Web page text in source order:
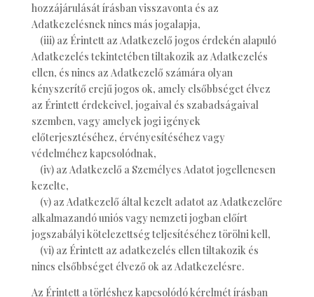
hozzájárulását írásban visszavonta és az
Adatkezelésnek nincs más jogalapja,
(iii) az Érintett az Adatkezelő jogos érdekén alapuló
Adatkezelés tekintetében tiltakozik az Adatkezelés
ellen, és nincs az Adatkezelő számára olyan
kényszerítő erejű jogos ok, amely elsőbbséget élvez
az Érintett érdekeivel, jogaival és szabadságaival
szemben, vagy amelyek jogi igények
előterjesztéséhez, érvényesítéséhez vagy
védelméhez kapcsolódnak,
(iv) az Adatkezelő a Személyes Adatot jogellenesen
kezelte,
(v) az Adatkezelő által kezelt adatot az Adatkezelőre
alkalmazandó uniós vagy nemzeti jogban előírt
jogszabályi kötelezettség teljesítéséhez törölni kell,
(vi) az Érintett az adatkezelés ellen tiltakozik és
nincs elsőbbséget élvező ok az Adatkezelésre.
Az Érintett a törléshez kapcsolódó kérelmét írásban